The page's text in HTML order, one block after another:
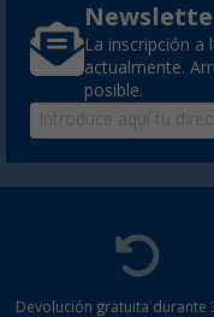
La inscripción a
actualmente.
posible.
Devolución gratuita durante